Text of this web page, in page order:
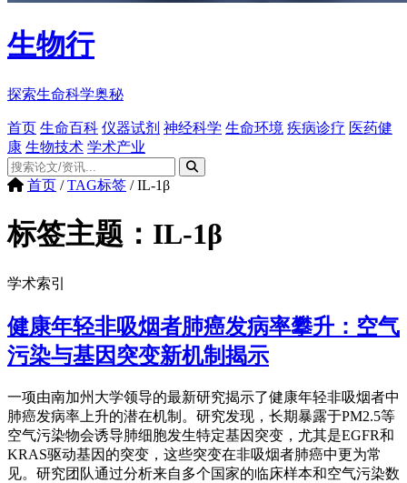
生物行
探索生命科学奥秘
首页 生命百科 仪器试剂 神经科学 生命环境 疾病诊疗 医药健
康 生物技术 学术产业
首页 / TAG标签 / IL-1β
标签主题： IL-1β
学术索引
健康年轻非吸烟者肺癌发病率攀升：空气
污染与基因突变新机制揭示
一项由南加州大学领导的最新研究揭示了健康年轻非吸烟者中
肺癌发病率上升的潜在机制。研究发现，长期暴露于PM2.5等
空气污染物会诱导肺细胞发生特定基因突变，尤其是EGFR和
KRAS驱动基因的突变，这些突变在非吸烟者肺癌中更为常
见。研究团队通过分析来自多个国家的临床样本和空气污染数